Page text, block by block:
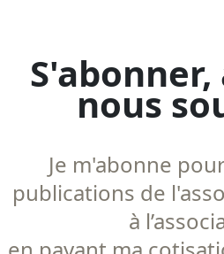
nous
Je m'abonne
publications de
à